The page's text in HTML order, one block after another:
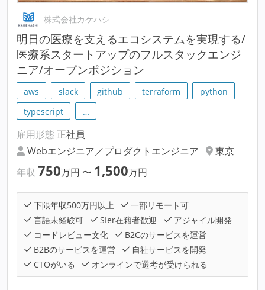
株式会社カケハシ
明⽇の医療を支えるエコシステムを実現する/
医療系スタートアップのフルスタックエンジ
ニア/オープンポジション
aws slack github terraform
python
typescript
…
雇用形態 正社員
Webエンジニア／プロダクトエンジニア
東京
年収 750万円 〜 1,500万円
下限年収500万円以上
一部リモート可
言語未経験可
SIer在籍者歓迎
アジャイル開発
コードレビュー文化
B2Cのサービスを運営
B2Bのサービスを運営
自社サービスを開発
CTOがいる
オンラインで選考が受けられる